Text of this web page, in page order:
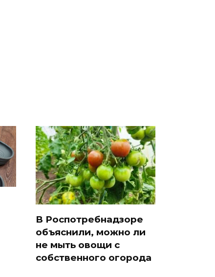
В Роспотребнадзоре
объяснили, можно ли
не мыть овощи с
собственного огорода